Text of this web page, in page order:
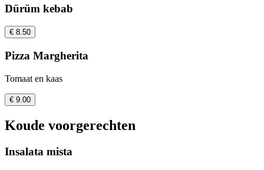
Dürüm kebab
€ 8.50
Pizza Margherita
Tomaat en kaas
€ 9.00
Koude voorgerechten
Insalata mista